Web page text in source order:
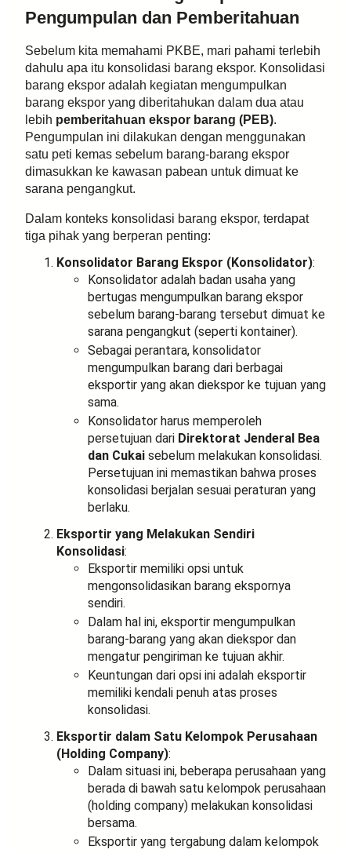
Pengumpulan dan Pemberitahuan
Sebelum kita memahami PKBE, mari pahami terlebih
dahulu apa itu konsolidasi barang ekspor. Konsolidasi
barang ekspor adalah kegiatan mengumpulkan
barang ekspor yang diberitahukan dalam dua atau
lebih pemberitahuan ekspor barang (PEB).
Pengumpulan ini dilakukan dengan menggunakan
satu peti kemas sebelum barang-barang ekspor
dimasukkan ke kawasan pabean untuk dimuat ke
sarana pengangkut.
Dalam konteks konsolidasi barang ekspor, terdapat
tiga pihak yang berperan penting:
Konsolidator Barang Ekspor (Konsolidator):
Konsolidator adalah badan usaha yang
bertugas mengumpulkan barang ekspor
sebelum barang-barang tersebut dimuat ke
sarana pengangkut (seperti kontainer).
Sebagai perantara, konsolidator
mengumpulkan barang dari berbagai
eksportir yang akan diekspor ke tujuan yang
sama.
Konsolidator harus memperoleh
persetujuan dari Direktorat Jenderal Bea
dan Cukai sebelum melakukan konsolidasi.
Persetujuan ini memastikan bahwa proses
konsolidasi berjalan sesuai peraturan yang
berlaku.
Eksportir yang Melakukan Sendiri
Konsolidasi:
Eksportir memiliki opsi untuk
mengonsolidasikan barang ekspornya
sendiri.
Dalam hal ini, eksportir mengumpulkan
barang-barang yang akan diekspor dan
mengatur pengiriman ke tujuan akhir.
Keuntungan dari opsi ini adalah eksportir
memiliki kendali penuh atas proses
konsolidasi.
Eksportir dalam Satu Kelompok Perusahaan
(Holding Company):
Dalam situasi ini, beberapa perusahaan yang
berada di bawah satu kelompok perusahaan
(holding company) melakukan konsolidasi
bersama.
Eksportir yang tergabung dalam kelompok